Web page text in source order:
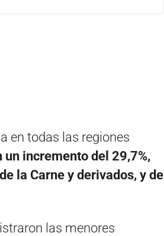
en todas las regiones
incremento del 29,7%,
la Carne y derivados, y de
las menores